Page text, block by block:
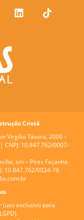
Cristã
Virgílio Távora, 2000 –
10.847.762/0007-
s/n – Pires Façanha
10.847.762/0024-78
(uso exclusivo para